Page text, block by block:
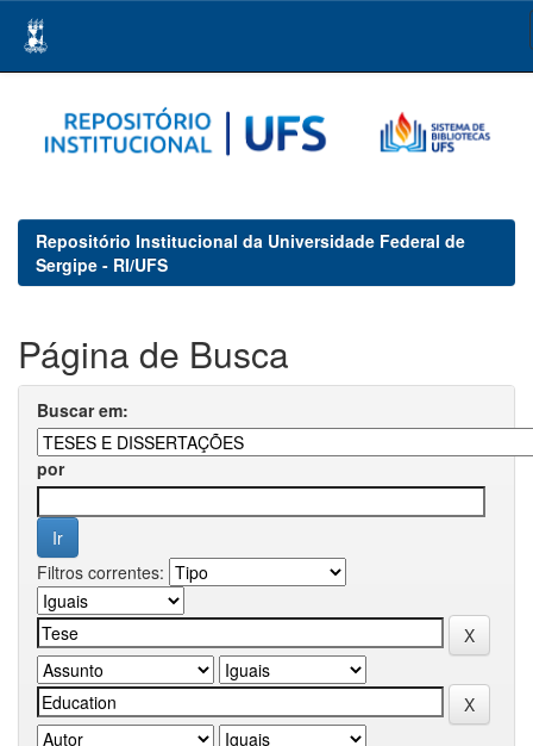
navigation
Repositório Institucional da Universidade Federal de
Sergipe - RI/UFS
Página de Busca
Buscar em:
por
Filtros correntes: